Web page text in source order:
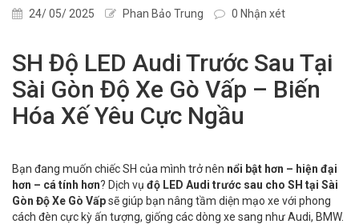
24/ 05/ 2025 Phan Bảo Trung 0 Nhận xét
SH Độ LED Audi Trước Sau Tại
Sài Gòn Độ Xe Gò Vấp – Biến
Hóa Xế Yêu Cực Ngầu
Bạn đang muốn chiếc SH của mình trở nên nổi bật hơn – hiện đại
hơn – cá tính hơn? Dịch vụ độ LED Audi trước sau cho SH tại Sài
Gòn Độ Xe Gò Vấpsẽ giúp bạn nâng tầm diện mạo xe với phong
cách đèn cực kỳ ấn tượng, giống các dòng xe sang như Audi, BMW.